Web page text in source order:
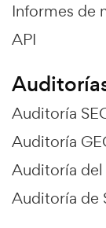
Informes de
API
Auditoría
Auditoría
Auditoría
Auditoría de